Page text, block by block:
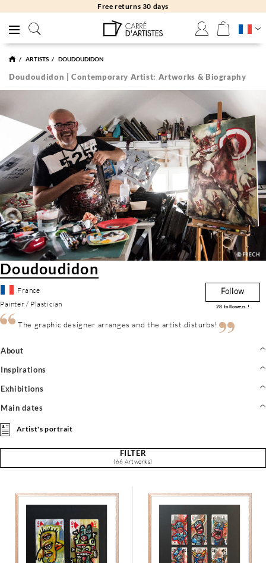
Free returns 30 days
ARTISTS DOUDOUDIDON
Doudoudidon | Contemporary Artist: Artworks & Biography
Doudoudidon
France
Painter / Plastician
Follow
28 followers !
The graphic designer arranges and the artist disturbs!
About
Inspirations
Exhibitions
Main dates
Artist's portrait
FILTER
(66 Artworks)